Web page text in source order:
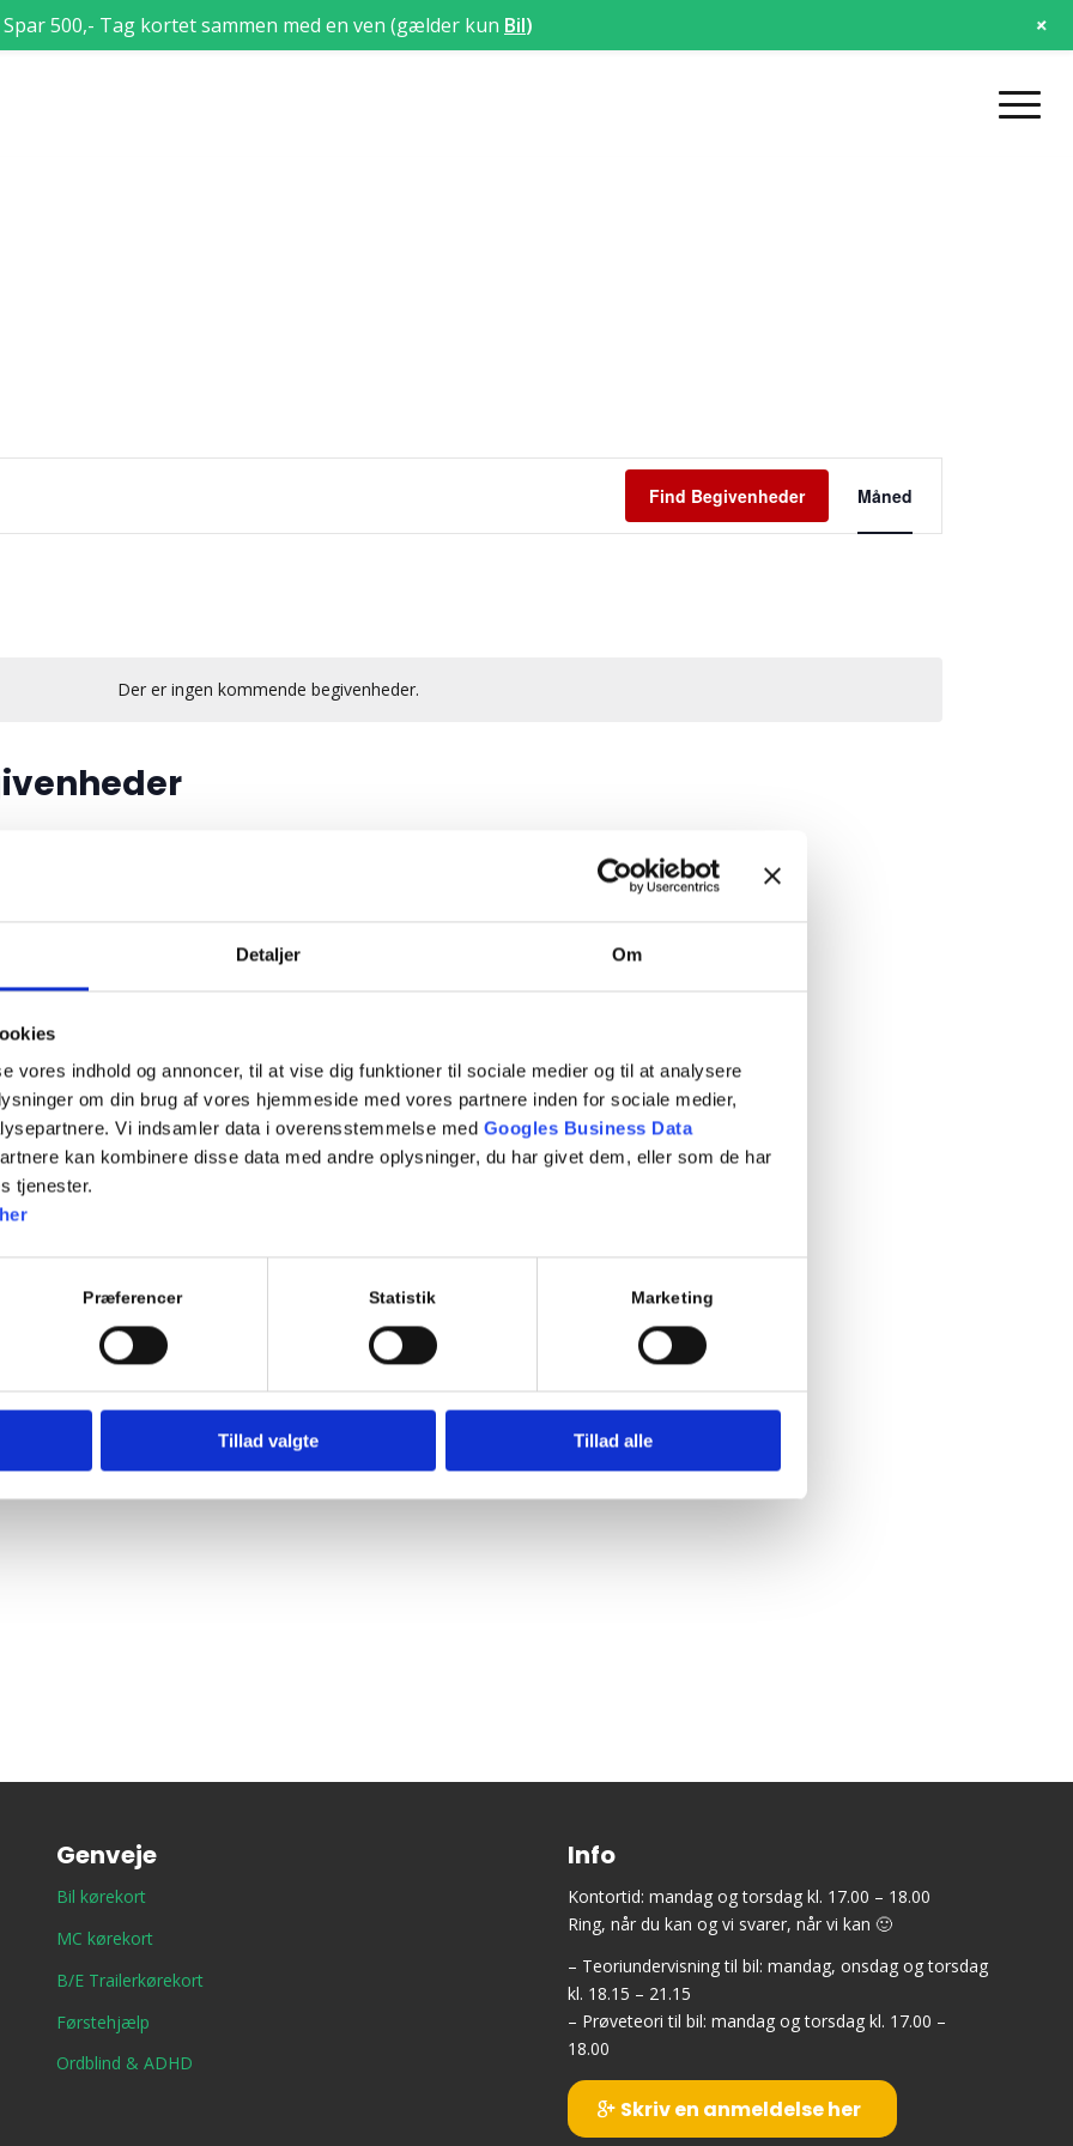
Detaljer Om
vores indhold og annoncer, til at vise dig funktioner til sociale medier og til at analysere
om din brug af vores hjemmeside med vores partnere inden for sociale medier,
Vi indsamler data i overensstemmelse med Googles Business Data
kan kombinere disse data med andre oplysninger, du har givet dem, eller som de har
tjenester.
her
Præferencer Statistik Marketing
Tillad valgte Tillad alle
Der er ingen kommende begivenheder.
Find Begivenheder Views
Navigation
Måned
2 prøver, som en kørelærer gennemgår vedr. fejl og
2 prøver, som en kørelærer gennemgår vedr. fejl og
2 prøver, som en kørelærer gennemgår vedr. fejl og
Genveje
Bil kørekort
MC kørekort
B/E Trailerkørekort
Førstehjælp
Ordblind & ADHD
Info
Kontortid: mandag og torsdag kl. 17.00 – 18.00
Ring, når du kan og vi svarer, når vi kan 🙂
– Teoriundervisning til bil: mandag, onsdag og torsdag
kl. 18.15 – 21.15
– Prøveteori til bil: mandag og torsdag kl. 17.00 –
18.00
Skriv en anmeldelse her
Spar 500,- Tag kortet sammen med en ven (gælder kun Bil) +